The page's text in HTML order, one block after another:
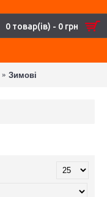
0 товар(ів) - 0 грн
Зимові